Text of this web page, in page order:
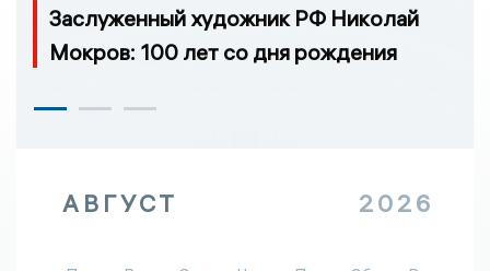
Заслуженный художник РФ Николай
Мокров: 100 лет со дня рождения
АВГУСТ 2026